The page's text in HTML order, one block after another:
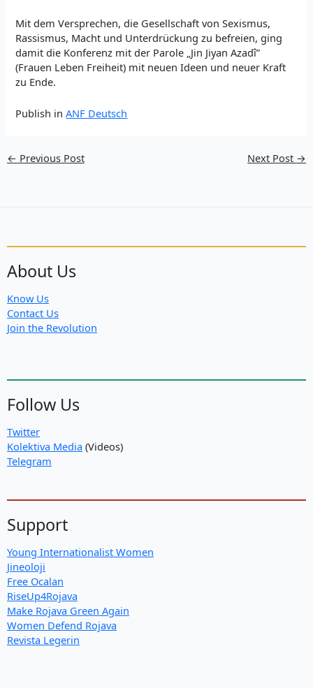
Mit dem Versprechen, die Gesellschaft von Sexismus,
Rassismus, Macht und Unterdrückung zu befreien, ging
damit die Konferenz mit der Parole „Jin Jiyan Azadî”
(Frauen Leben Freiheit) mit neuen Ideen und neuer Kraft
zu Ende.
Publish inANF Deutsch
← Previous Post Next Post →
About Us
Know Us
Contact Us
Join the Revolution
Follow Us
Twitter
Kolektiva Media (Videos)
Telegram
Support
Young Internationalist Women
Jineoloji
Free Ocalan
RiseUp4Rojava
Make Rojava Green Again
Women Defend Rojava
Revista Legerin